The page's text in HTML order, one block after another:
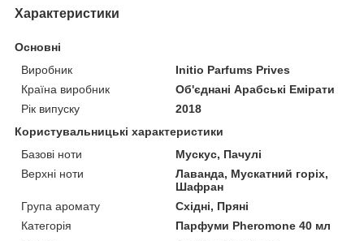
Характеристики
Основні
Виробник
Initio Parfums Prives
Країна виробник
Об'єднані Арабські Емірати
Рік випуску
2018
Користувальницькі характеристики
Базові ноти
Мускус, Пачулі
Верхні ноти
Лаванда, Мускатний горіх,
Шафран
Група аромату
Східні, Пряні
Категорія
Парфуми Pheromone 40 мл